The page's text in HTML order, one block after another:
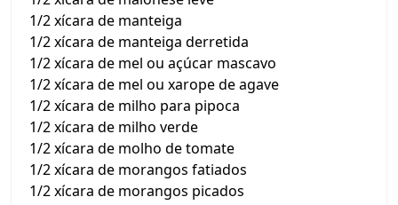
1/2 xícara de manteiga
1/2 xícara de manteiga derretida
1/2 xícara de mel ou açúcar mascavo
1/2 xícara de mel ou xarope de agave
1/2 xícara de milho para pipoca
1/2 xícara de milho verde
1/2 xícara de molho de tomate
1/2 xícara de morangos fatiados
1/2 xícara de morangos picados